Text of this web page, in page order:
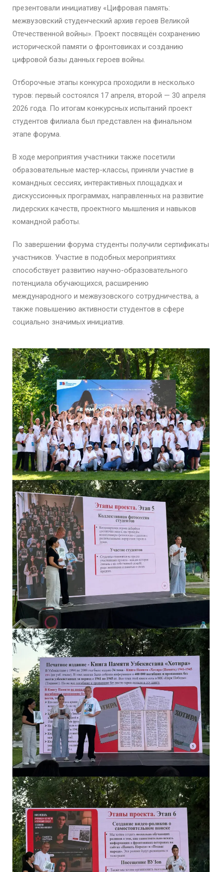
презентовали инициативу «Цифровая память:
межвузовский студенческий архив героев Великой
Отечественной войны». Проект посвящён сохранению
исторической памяти о фронтовиках и созданию
цифровой базы данных героев войны.
Отборочные этапы конкурса проходили в несколько
туров: первый состоялся 17 апреля, второй — 30 апреля
2026 года. По итогам конкурсных испытаний проект
студентов филиала был представлен на финальном
этапе форума.
В ходе мероприятия участники также посетили
образовательные мастер-классы, приняли участие в
командных сессиях, интерактивных площадках и
дискуссионных программах, направленных на развитие
лидерских качеств, проектного мышления и навыков
командной работы.
По завершении форума студенты получили сертификаты
участников. Участие в подобных мероприятиях
способствует развитию научно-образовательного
потенциала обучающихся, расширению
международного и межвузовского сотрудничества, а
также повышению активности студентов в сфере
социально значимых инициатив.